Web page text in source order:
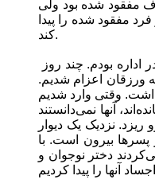
برف مفقود شده بود ولی
سگ توانست از ارتفاع 86 متری فرود آید و فرد مفقود شده را پیدا
کند.
ورزقان اعزام شدیم.
و در یک دره قرار داشت. وقتی وارد شدیم
13 ساله همراه پسر 6 ساله‌ای زیر آوار مانده‌اند، آنها نمی‌دانستند
نزدیک یک دیوار
بیرون است. با
می‌کردند دختر نوجوان و